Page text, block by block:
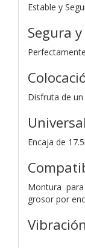
Estable y
Segura
Disfruta de
Universal
Encaja de
Montura
grosor por